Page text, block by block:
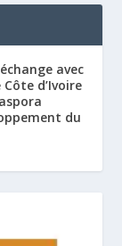
avec
d’Ivoire
du